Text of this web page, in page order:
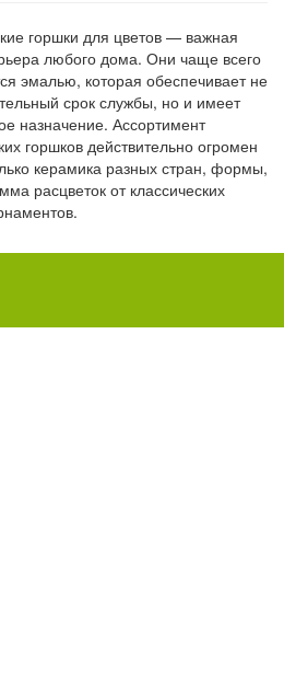
горшки для цветов — важная
любого дома. Они чаще всего
эмалью, которая обеспечивает не
срок службы, но и имеет
назначение. Ассортимент
горшков действительно огромен
керамика разных стран, формы,
расцветок от классических